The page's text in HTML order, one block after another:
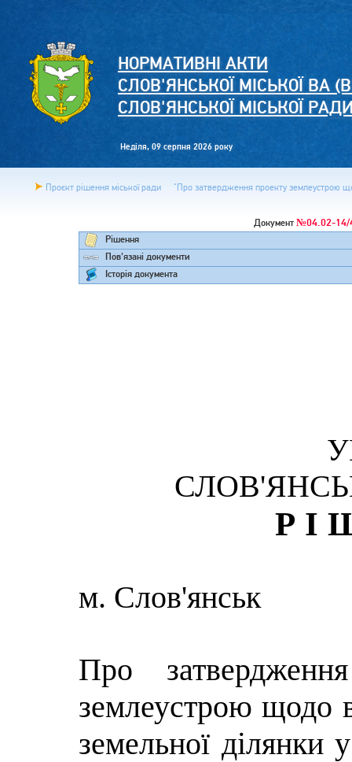
НОРМАТИВНІ АКТИ
СЛОВ'ЯНСЬКОЇ МІСЬКОЇ ВА
СЛОВ'ЯНСЬКОЇ МІСЬКОЇ
Неділя, 09 серпня 2026 року
Проєкт рішення міської ради "Про затвердження проекту землеустрою
Документ №04.02-14/
Рішення
Пов'язані документи
Історія документа
м. Слов'янськ
Про
землеустрою щодо
земельної ділянки